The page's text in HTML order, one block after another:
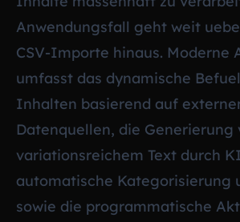
Anwendungsfall geht weit
CSV-Importe hinaus. Moderne
umfasst das dynamische
Inhalten basierend auf
Datenquellen, die Generierung
variationsreichem Text durch
automatische Kategorisierung
sowie die programmatische